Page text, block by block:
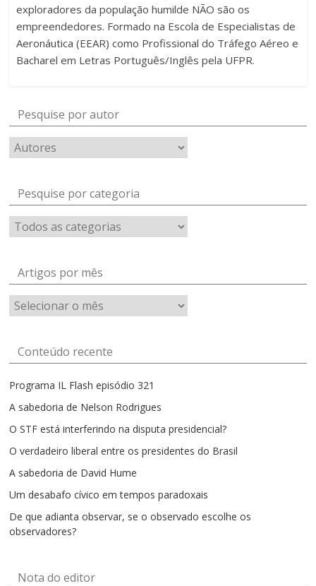
exploradores da população humilde NÃO são os
empreendedores. Formado na Escola de Especialistas de
Aeronáutica (EEAR) como Profissional do Tráfego Aéreo e
Bacharel em Letras Português/Inglês pela UFPR.
Pesquise por autor
Pesquise por categoria
Artigos por mês
Artigos
por
Conteúdo recente
Programa IL Flash episódio 321
A sabedoria de Nelson Rodrigues
O STF está interferindo na disputa presidencial?
O verdadeiro liberal entre os presidentes do Brasil
A sabedoria de David Hume
Um desabafo cívico em tempos paradoxais
De que adianta observar, se o observado escolhe os
observadores?
Nota do editor